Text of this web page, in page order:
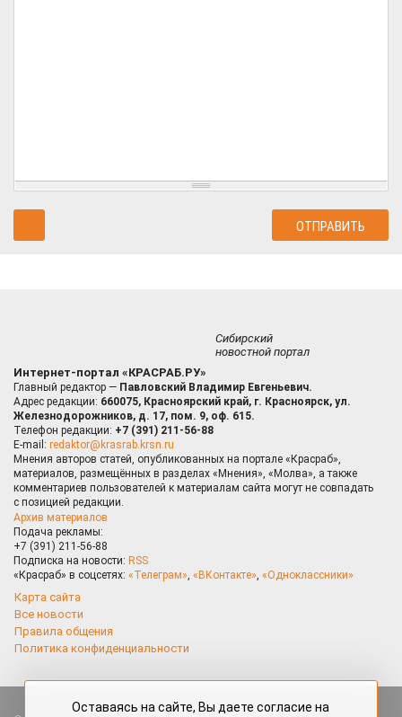
Сибирский
новостной портал
Интернет-портал «КРАСРАБ.РУ»
Главный редактор — Павловский Владимир Евгеньевич.
Адрес редакции: 660075, Красноярский край, г. Красноярск, ул.
Железнодорожников, д. 17, пом. 9, оф. 615.
Телефон редакции: +7 (391) 211-56-88
E-mail: redaktor@krasrab.krsn.ru
Мнения авторов статей, опубликованных на портале «Красраб»,
материалов, размещённых в разделах «Мнения», «Молва», а также
комментариев пользователей к материалам сайта могут не совпадать
с позицией редакции.
Архив материалов
Подача рекламы:
+7 (391) 211-56-88
Подписка на новости: RSS
«Красраб» в соцсетях: «Телеграм», «ВКонтакте», «Одноклассники»
Карта сайта
Все новости
Правила общения
Политика конфиденциальности
Оставаясь на сайте, Вы даете согласие на